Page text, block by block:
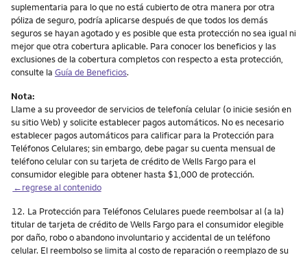
suplementaria para lo que no está cubierto de otra manera por otra
póliza de seguro, podría aplicarse después de que todos los demás
seguros se hayan agotado y es posible que esta protección no sea igual ni
mejor que otra cobertura aplicable. Para conocer los beneficios y las
exclusiones de la cobertura completos con respecto a esta protección,
consulte la Guía de Beneficios.
Nota:
Llame a su proveedor de servicios de telefonía celular (o inicie sesión en
su sitio Web) y solicite establecer pagos automáticos. No es necesario
establecer pagos automáticos para calificar para la Protección para
Teléfonos Celulares; sin embargo, debe pagar su cuenta mensual de
teléfono celular con su tarjeta de crédito de Wells Fargo para el
consumidor elegible para obtener hasta $1,000 de protección.
←regrese al contenido
Nota
12. La Protección para Teléfonos Celulares puede reembolsar al (a la)
titular de tarjeta de crédito de Wells Fargo para el consumidor elegible
por daño, robo o abandono involuntario y accidental de un teléfono
celular. El reembolso se limita al costo de reparación o reemplazo de su